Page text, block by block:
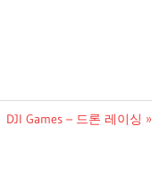
Next
DJI Games – 드론 레이싱